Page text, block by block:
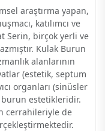
araştırma yapan,
katılımcı ve
Serin, birçok yerli ve
Kulak Burun
alanlarının
(estetik, septum
organları (sinüsler
burun estetikleridir.
cerrahileriyle de